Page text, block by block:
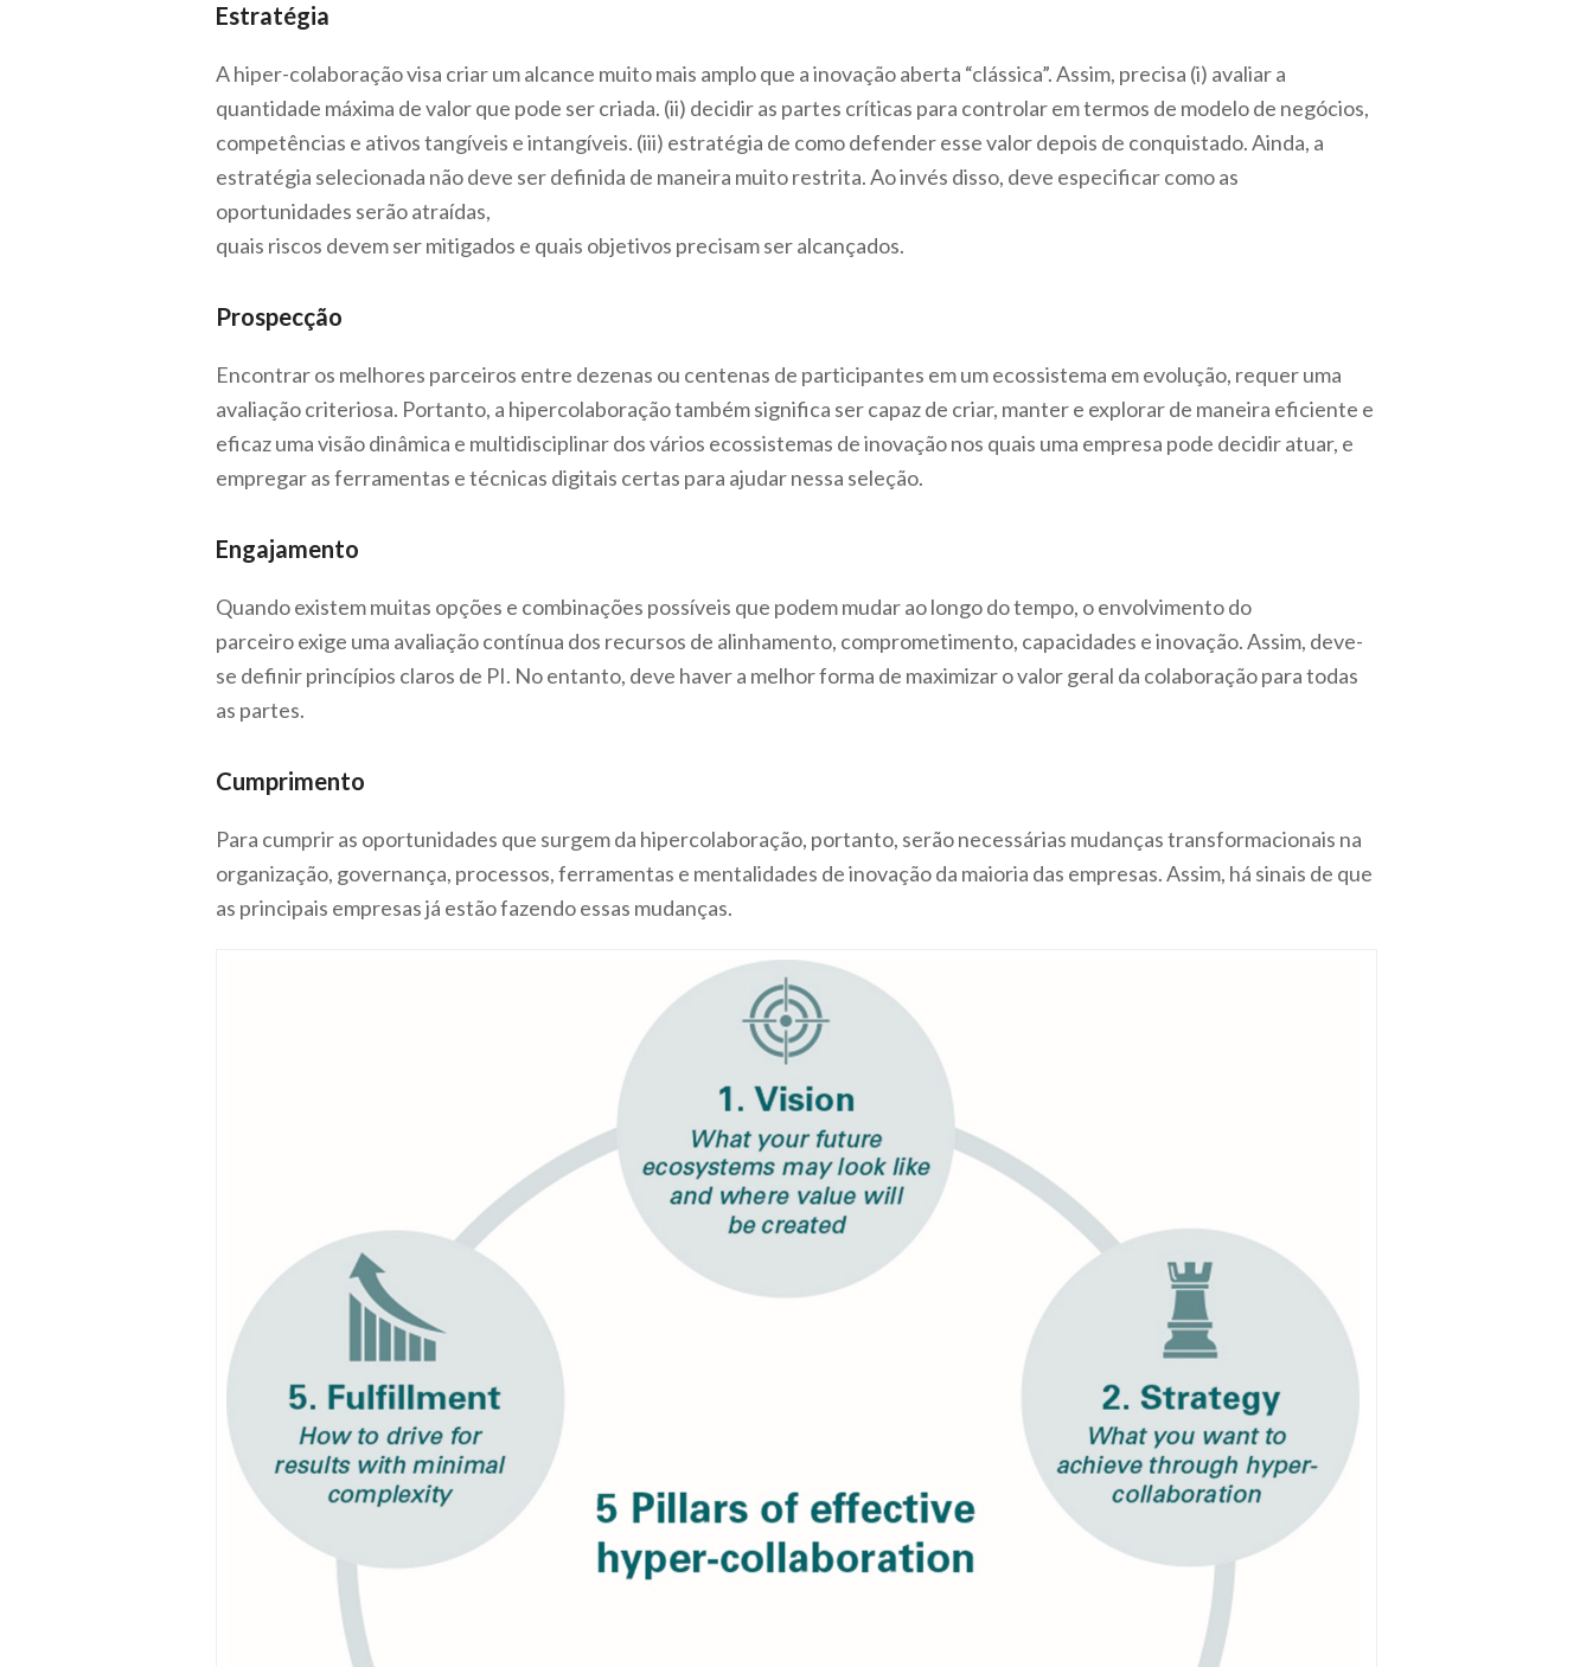
Estratégia
A hiper-colaboração visa criar um alcance muito mais amplo que a inovação aberta “clássica”. Assim, precisa (i) avaliar a
quantidade máxima de valor que pode ser criada. (ii) decidir as partes críticas para controlar em termos de modelo de negócios,
competências e ativos tangíveis e intangíveis. (iii) estratégia de como defender esse valor depois de conquistado. Ainda, a
estratégia selecionada não deve ser definida de maneira muito restrita. Ao invés disso, deve especificar como as
oportunidades serão atraídas,
quais riscos devem ser mitigados e quais objetivos precisam ser alcançados.
Prospecção
Encontrar os melhores parceiros entre dezenas ou centenas de participantes em um ecossistema em evolução, requer uma
avaliação criteriosa. Portanto, a hipercolaboração também significa ser capaz de criar, manter e explorar de maneira eficiente e
eficaz uma visão dinâmica e multidisciplinar dos vários ecossistemas de inovação nos quais uma empresa pode decidir atuar, e
empregar as ferramentas e técnicas digitais certas para ajudar nessa seleção.
Engajamento
Quando existem muitas opções e combinações possíveis que podem mudar ao longo do tempo, o envolvimento do
parceiro exige uma avaliação contínua dos recursos de alinhamento, comprometimento, capacidades e inovação. Assim, deve-
se definir princípios claros de PI. No entanto, deve haver a melhor forma de maximizar o valor geral da colaboração para todas
as partes.
Cumprimento
Para cumprir as oportunidades que surgem da hipercolaboração, portanto, serão necessárias mudanças transformacionais na
organização, governança, processos, ferramentas e mentalidades de inovação da maioria das empresas. Assim, há sinais de que
as principais empresas já estão fazendo essas mudanças.